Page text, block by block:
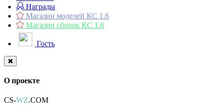
Награды
Магазин моделей КС 1.6
Магазин сборок КС 1.6
Гость
О проекте
CS-WZ.COM